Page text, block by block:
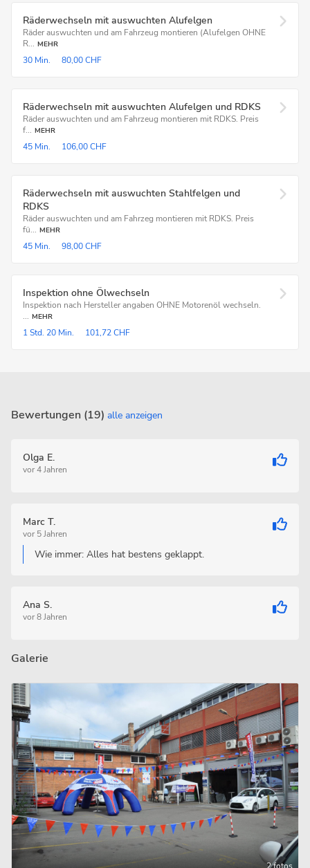
Räderwechseln mit auswuchten Alufelgen
Räder auswuchten und am Fahrzeug montieren (Alufelgen OHNE
R... MEHR
30 Min. 80,00 CHF
Räderwechseln mit auswuchten Alufelgen und RDKS
Räder auswuchten und am Fahrzeug montieren mit RDKS. Preis
f... MEHR
45 Min. 106,00 CHF
Räderwechseln mit auswuchten Stahlfelgen und
RDKS
Räder auswuchten und am Fahrzeg montieren mit RDKS. Preis
fü... MEHR
45 Min. 98,00 CHF
Inspektion ohne Ölwechseln
Inspektion nach Hersteller angaben OHNE Motorenöl wechseln.
... MEHR
1 Std. 20 Min. 101,72 CHF
Bewertungen (19) alle anzeigen
Olga E.
vor 4 Jahren
Marc T.
vor 5 Jahren
Wie immer: Alles hat bestens geklappt.
Ana S.
vor 8 Jahren
Galerie